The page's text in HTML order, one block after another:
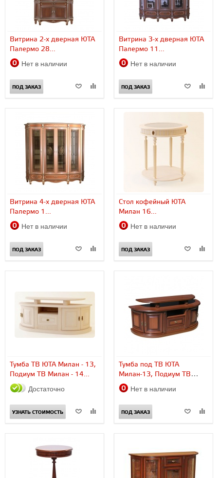
Витрина 2-х дверная ЮТА
Палермо 28...
Нет в наличии
ПОД ЗАКАЗ
Витрина 3-х дверная ЮТА
Палермо 11...
Нет в наличии
ПОД ЗАКАЗ
Витрина 4-х дверная ЮТА
Палермо 1...
Нет в наличии
ПОД ЗАКАЗ
Стол кофейный ЮТА
Милан 16...
Нет в наличии
ПОД ЗАКАЗ
Тумба ТВ ЮТА Милан - 13,
Подиум ТВ Милан - 14...
Достаточно
УЗНАТЬ СТОИМОСТЬ
Тумба под ТВ ЮТА
Милан-13, Подиум ТВ
Милан - 14...
Нет в наличии
ПОД ЗАКАЗ